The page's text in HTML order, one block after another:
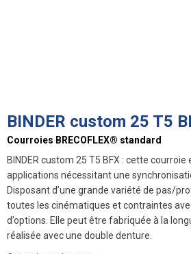
BINDER custom 25 T5
Courroies BRECOFLEX® standard
BINDER custom 25 T5 BFX : cette
applications nécessitant une
Disposant d’une grande variété de pas/
toutes les cinématiques et contraintes
d’options. Elle peut être fabriquée à la
réalisée avec une double denture.